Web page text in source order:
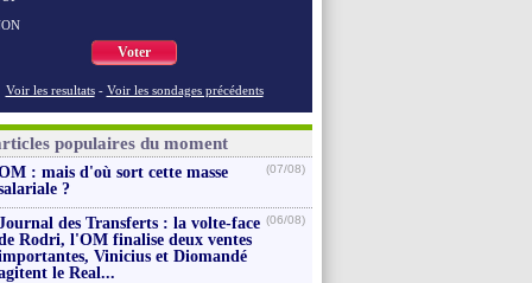
Voter
Voir les resultats - Voir les sondages précédents
populaires du moment
: mais d'où sort cette masse
?
(07/08)
des Transferts : la volte-face
Rodri, l'OM finalise deux ventes
Vinicius et Diomandé
le Real...
(06/08)